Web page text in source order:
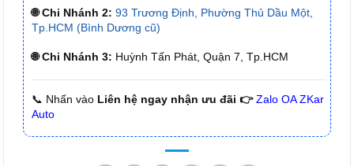
🌐 Chi Nhánh 2: 93 Trương Định, Phường Thủ Dầu Một,
Tp.HCM (Bình Dương cũ)
🌐 Chi Nhánh 3: Huỳnh Tấn Phát, Quận 7, Tp.HCM
📞 Nhấn vào Liên hệ ngay nhận ưu đãi 👉 Zalo OA ZKar
Auto